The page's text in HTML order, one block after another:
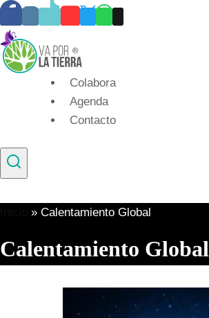
Skip
to
content
Colabora
Agenda
Contacto
» Calentamiento Global
Calentamiento Global